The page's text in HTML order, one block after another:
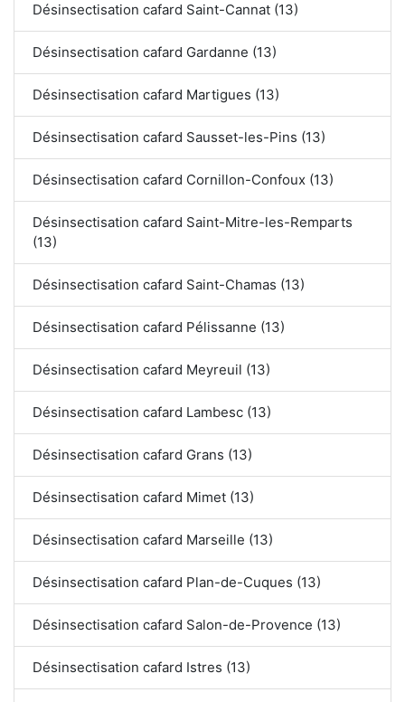
Désinsectisation cafard Saint-Cannat (13)
Désinsectisation cafard Gardanne (13)
Désinsectisation cafard Martigues (13)
Désinsectisation cafard Sausset-les-Pins (13)
Désinsectisation cafard Cornillon-Confoux (13)
Désinsectisation cafard Saint-Mitre-les-Remparts
(13)
Désinsectisation cafard Saint-Chamas (13)
Désinsectisation cafard Pélissanne (13)
Désinsectisation cafard Meyreuil (13)
Désinsectisation cafard Lambesc (13)
Désinsectisation cafard Grans (13)
Désinsectisation cafard Mimet (13)
Désinsectisation cafard Marseille (13)
Désinsectisation cafard Plan-de-Cuques (13)
Désinsectisation cafard Salon-de-Provence (13)
Désinsectisation cafard Istres (13)